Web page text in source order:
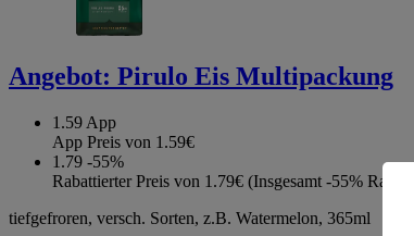
Angebot: Pirulo Eis Multipackung
1.59 App
App Preis von 1.59€
1.79 -55%
Rabattierter Preis von 1.79€ (Insgesamt -55% Rabatt)
tiefgefroren, versch. Sorten, z.B. Watermelon, 365ml